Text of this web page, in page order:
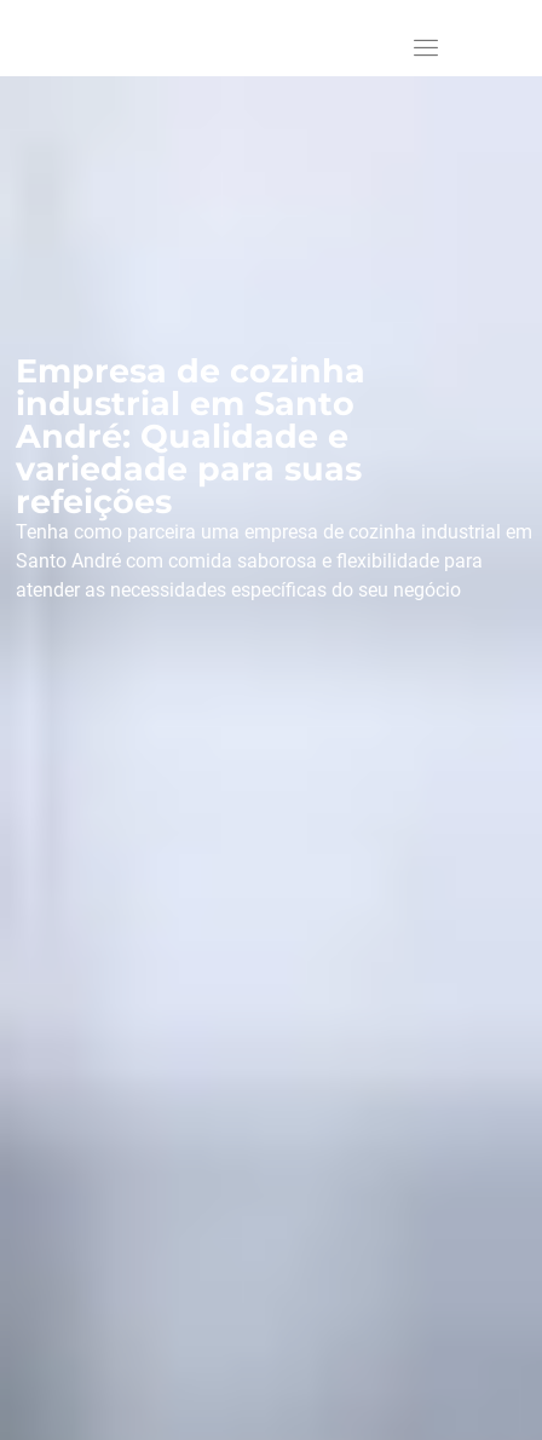
Empresa de cozinha
industrial em Santo
André: Qualidade e
variedade para suas
refeições
Tenha como parceira uma empresa de cozinha industrial em
Santo André com comida saborosa e flexibilidade para
atender as necessidades específicas do seu negócio